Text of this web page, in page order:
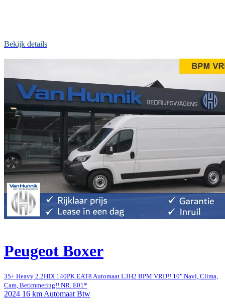
Bekijk details
Peugeot Boxer
35+ Heavy 2.2HDI 140PK EAT8 Automaat L3H2 BPM VRIJ!! 10" Navi, Clima,
Cam, Betimmering!! NR. E01*
2024 16 km Automaat Btw